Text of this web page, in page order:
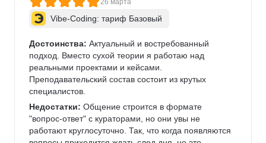
26 марта
Vibe-Coding: тариф Базовый
Достоинства: Актуальный и востребованный
подход. Вместо сухой теории я работаю над
реальными проектами и кейсами.
Преподавательский состав состоит из крутых
специалистов.
Недостатки: Общение строится в формате
"вопрос-ответ" с кураторами, но они увы не
работают круглосуточно. Так, что когда появляются